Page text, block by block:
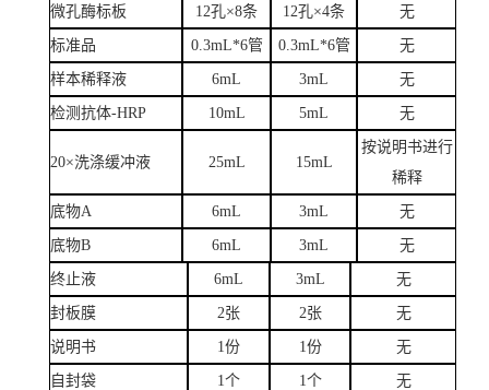
微孔酶标板 12孔×8条 12孔×4条 无
标准品 0.3mL*6管 0.3mL*6管 无
样本稀释液 6mL 3mL 无
检测抗体-HRP 10mL 5mL 无
20×洗涤缓冲液 25mL 15mL
按说明书进行
稀释
底物A 6mL 3mL 无
底物B 6mL 3mL 无
终止液 6mL 3mL 无
封板膜 2张 2张 无
说明书 1份 1份 无
自封袋 1个 1个 无